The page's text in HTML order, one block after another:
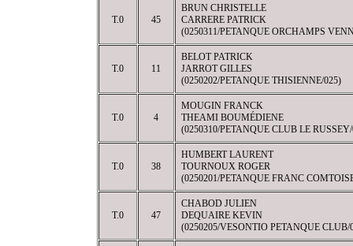
T.0 45
BRUN CHRISTELLE
CARRERE PATRICK
(0250311/PETANQUE ORCHAMPS
T.0 11
BELOT PATRICK
JARROT GILLES
(0250202/PETANQUE THISIENNE/025)
T.0 4
MOUGIN FRANCK
THEAMI BOUMÉDIENE
(0250310/PETANQUE CLUB LE
T.0 38
HUMBERT LAURENT
TOURNOUX ROGER
(0250201/PETANQUE FRANC
T.0 47
CHABOD JULIEN
DEQUAIRE KEVIN
(0250205/VESONTIO PETANQUE CLUB/